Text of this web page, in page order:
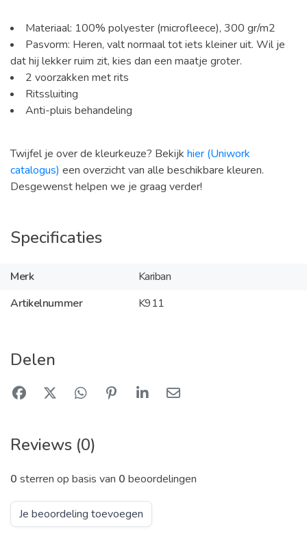
Materiaal: 100% polyester (microfleece), 300 gr/m2
Pasvorm: Heren, valt normaal tot iets kleiner uit. Wil je
dat hij lekker ruim zit, kies dan een maatje groter.
2 voorzakken met rits
Ritssluiting
Anti-pluis behandeling
Twijfel je over de kleurkeuze? Bekijk hier (Uniwork
catalogus) een overzicht van alle beschikbare kleuren.
Desgewenst helpen we je graag verder!
Specificaties
Merk
Kariban
Artikelnummer
K911
Delen
Reviews (0)
0 sterren op basis van 0 beoordelingen
Je beoordeling toevoegen